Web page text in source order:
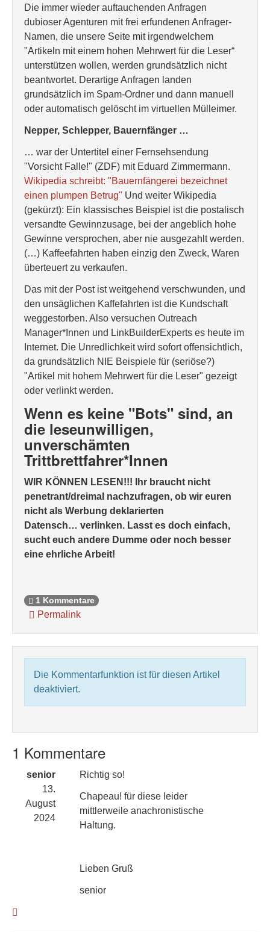
Die immer wieder auftauchenden Anfragen
dubioser Agenturen mit frei erfundenen Anfrager-
Namen, die unsere Seite mit irgendwelchem
"Artikeln mit einem hohen Mehrwert für die Leser“
unterstützen wollen, werden grundsätzlich nicht
beantwortet. Derartige Anfragen landen
grundsätzlich im Spam-Ordner und dann manuell
oder automatisch gelöscht im virtuellen Mülleimer.
Nepper, Schlepper, Bauernfänger …
… war der Untertitel einer Fernsehsendung
"Vorsicht Falle!" (ZDF) mit Eduard Zimmermann.
Wikipedia schreibt: "Bauernfängerei bezeichnet
einen plumpen Betrug" Und weiter Wikipedia
(gekürzt): Ein klassisches Beispiel ist die postalisch
versandte Gewinnzusage, bei der angeblich hohe
Gewinne versprochen, aber nie ausgezahlt werden.
(…) Kaffeefahrten haben einzig den Zweck, Waren
überteuert zu verkaufen.
Das mit der Post ist weitgehend verschwunden, und
den unsäglichen Kaffefahrten ist die Kundschaft
weggestorben. Also versuchen Outreach
Manager*Innen und LinkBuilderExperts es heute im
Internet. Die Unredlichkeit wird sofort offensichtlich,
da grundsätzlich NIE Beispiele für (seriöse?)
"Artikel mit hohem Mehrwert für die Leser" gezeigt
oder verlinkt werden.
Wenn es keine "Bots" sind, an
die leseunwilligen,
unverschämten
Trittbrettfahrer*Innen
WIR KÖNNEN LESEN!!! Ihr braucht nicht
penetrant/dreimal nachzufragen, ob wir euren
nicht als Werbung deklarierten
Datensch… verlinken. Lasst es doch einfach,
sucht euch andere Dumme oder noch besser
eine ehrliche Arbeit!
1 Kommentare
Permalink
Die Kommentarfunktion ist für diesen Artikel
deaktiviert.
1 Kommentare
senior
13.
August
2024
Richtig so!
Chapeau! für diese leider
mittlerweile anachronistische
Haltung.
Lieben Gruß
senior